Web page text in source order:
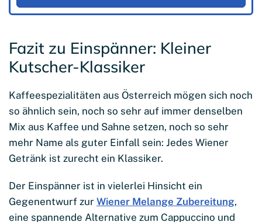
Fazit zu Einspänner: Kleiner
Kutscher-Klassiker
Kaffeespezialitäten aus Österreich mögen sich noch
so ähnlich sein, noch so sehr auf immer denselben
Mix aus Kaffee und Sahne setzen, noch so sehr
mehr Name als guter Einfall sein: Jedes Wiener
Getränk ist zurecht ein Klassiker.
Der Einspänner ist in vielerlei Hinsicht ein
Gegenentwurf zur Wiener Melange Zubereitung,
eine spannende Alternative zum Cappuccino und